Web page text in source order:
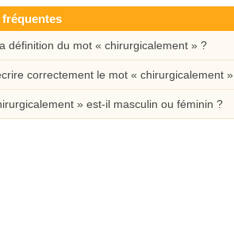
définition du mot « chirurgicalement » ?
correctement le mot « chirurgicalement
» est-il masculin ou féminin ?